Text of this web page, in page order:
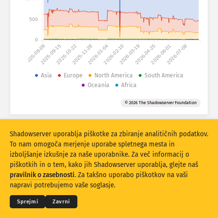
Statistika napadov: Ranljivosti
Statistika napadov: Naprave
Oznake
Države
Razvrstite po
Stacking
Zloženo Prekrivanje
Samodejna posodobitev rezultatov
Posodobi Ponastavitev
Prenesite kot PNG
2025-08-092025-09-152025-10-222025-11-282026-01-042026-02-102026-03-192026-04-252026-06-012026-07-08
0
500
Asia Europe North America
South America
Oceania
Africa
© 2026 The Shadowserver Foundation
© 2026THE SHADOWSERVER FOUNDATION
Zasebnost in pogoji
Kontaktirajte nas Zasluge
Shadowserver uporablja piškotke za zbiranje analitičnih podatkov.
To nam omogoča merjenje uporabe spletnega mesta in
izboljšanje izkušnje za naše uporabnike. Za več informacij o
piškotkih in o tem, kako jih Shadowserver uporablja, glejte naš
pravilnik o zasebnosti. Za takšno uporabo piškotkov na vaši
napravi potrebujemo vaše soglasje.
Sprejmi Zavrni